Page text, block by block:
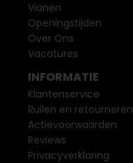
Vianen
Openingstijden
Over Ons
Vacatures
INFORMATIE
Klantenservice
Ruilen en retourneren
Actievoorwaarden
Reviews
Privacyverklaring